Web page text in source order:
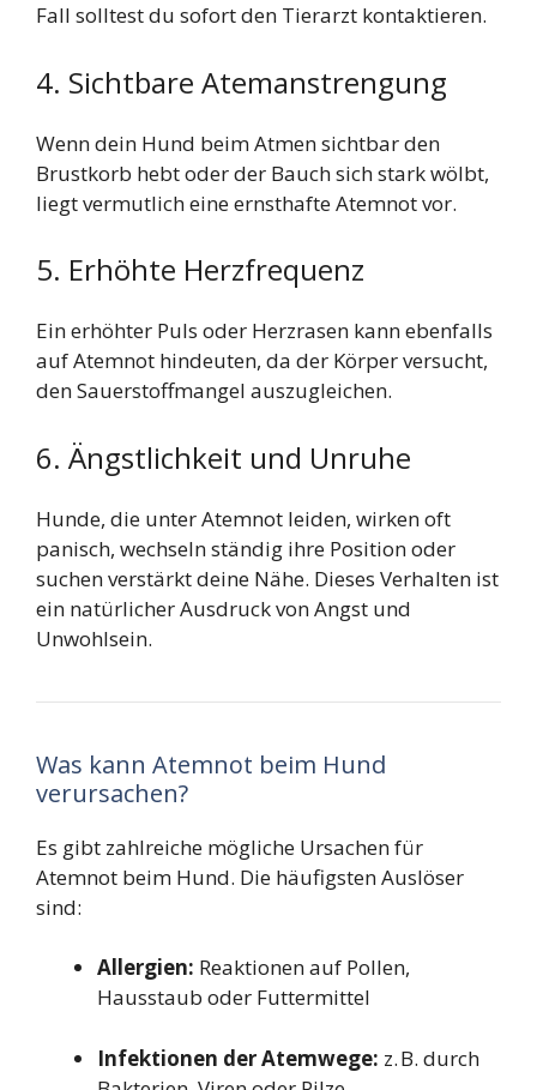
Fall solltest du sofort den Tierarzt kontaktieren.
4. Sichtbare Atemanstrengung
Wenn dein Hund beim Atmen sichtbar den
Brustkorb hebt oder der Bauch sich stark wölbt,
liegt vermutlich eine ernsthafte Atemnot vor.
5. Erhöhte Herzfrequenz
Ein erhöhter Puls oder Herzrasen kann ebenfalls
auf Atemnot hindeuten, da der Körper versucht,
den Sauerstoffmangel auszugleichen.
6. Ängstlichkeit und Unruhe
Hunde, die unter Atemnot leiden, wirken oft
panisch, wechseln ständig ihre Position oder
suchen verstärkt deine Nähe. Dieses Verhalten ist
ein natürlicher Ausdruck von Angst und
Unwohlsein.
Was kann Atemnot beim Hund
verursachen?
Es gibt zahlreiche mögliche Ursachen für
Atemnot beim Hund. Die häufigsten Auslöser
sind:
Allergien: Reaktionen auf Pollen,
Hausstaub oder Futtermittel
Infektionen der Atemwege: z. B. durch